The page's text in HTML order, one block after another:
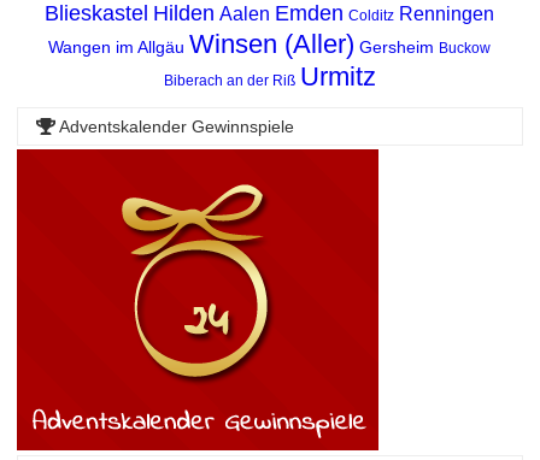
Blieskastel Hilden Aalen Emden Colditz Renningen
Wangen im Allgäu Winsen (Aller) Gersheim Buckow
Biberach an der Riß Urmitz
Adventskalender Gewinnspiele